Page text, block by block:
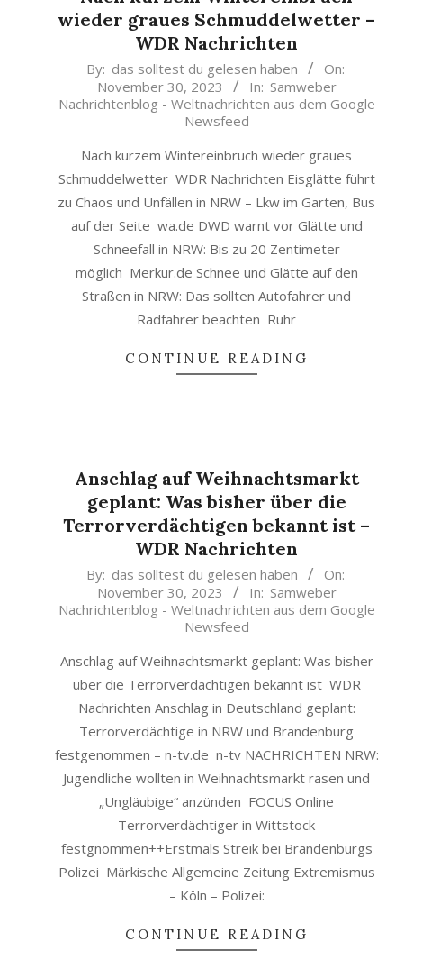
wieder graues Schmuddelwetter –
WDR Nachrichten
2023-
30
By: das solltest du gelesen haben
On:
November 30, 2023
In: Samweber
Nachrichtenblog - Weltnachrichten aus dem Google
Newsfeed
Nach kurzem Wintereinbruch wieder graues
Schmuddelwetter WDR Nachrichten Eisglätte führt
zu Chaos und Unfällen in NRW – Lkw im Garten, Bus
auf der Seite wa.de DWD warnt vor Glätte und
Schneefall in NRW: Bis zu 20 Zentimeter
möglich Merkur.de Schnee und Glätte auf den
Straßen in NRW: Das sollten Autofahrer und
Radfahrer beachten Ruhr
CONTINUE READING
Anschlag auf Weihnachtsmarkt
geplant: Was bisher über die
Terrorverdächtigen bekannt ist –
WDR Nachrichten
2023-
30
By: das solltest du gelesen haben
On:
November 30, 2023
In: Samweber
Nachrichtenblog - Weltnachrichten aus dem Google
Newsfeed
Anschlag auf Weihnachtsmarkt geplant: Was bisher
über die Terrorverdächtigen bekannt ist WDR
Nachrichten Anschlag in Deutschland geplant:
Terrorverdächtige in NRW und Brandenburg
festgenommen – n-tv.de n-tv NACHRICHTEN NRW:
Jugendliche wollten in Weihnachtsmarkt rasen und
„Ungläubige“ anzünden FOCUS Online
Terrorverdächtiger in Wittstock
festgnommen++Erstmals Streik bei Brandenburgs
Polizei Märkische Allgemeine Zeitung Extremismus
– Köln – Polizei:
CONTINUE READING